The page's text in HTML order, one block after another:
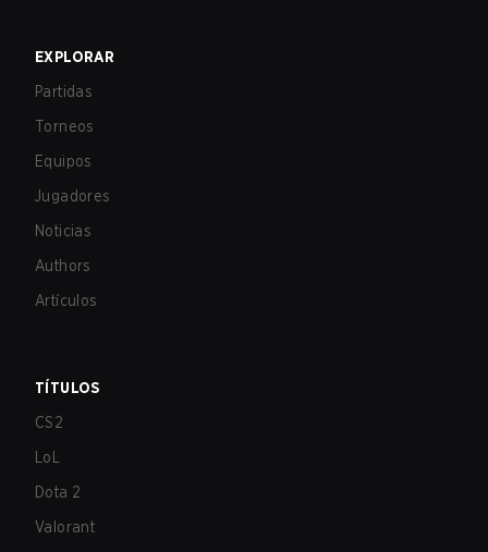
EXPLORAR
Partidas
Torneos
Equipos
Jugadores
Noticias
Authors
Artículos
TÍTULOS
CS2
LoL
Dota 2
Valorant